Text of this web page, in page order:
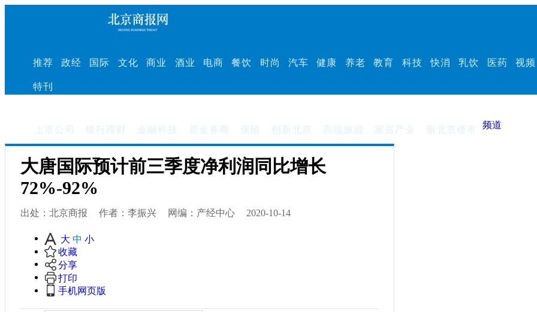
推荐 政经 国际 文化 商业 酒业 电商 餐饮 时尚 汽车 健康 养老 教育 科技 快消 乳饮 医药 视频
特刊
上市公司 银行理财 金融科技 基金券商 保险 创新北京 高端旅游 家居产业 新北京楼市
频道
大唐国际预计前三季度净利润同比增长
72%-92%
出处：北京商报 作者：李振兴 网编：产经中心 2020-10-14
大 中 小
收藏
分享
打印
手机网页版